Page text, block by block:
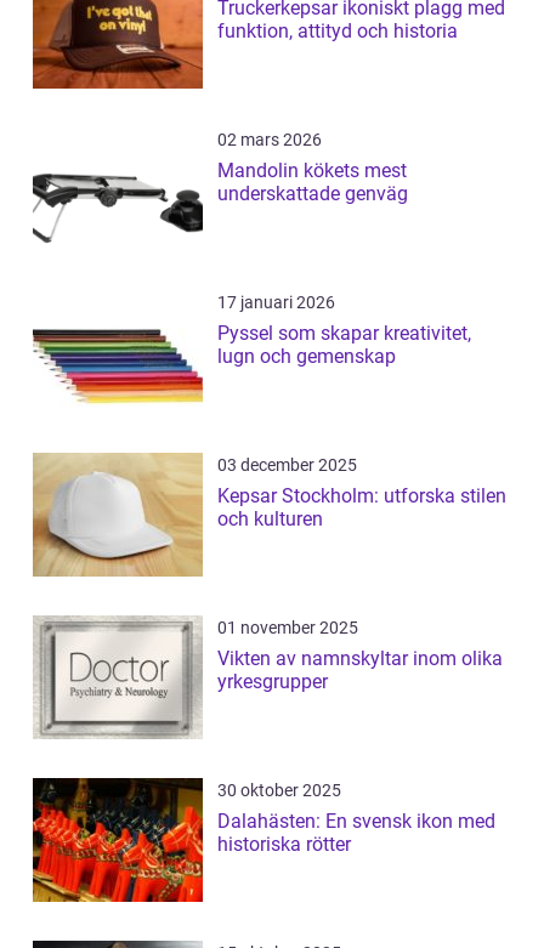
Truckerkepsar ikoniskt plagg med
funktion, attityd och historia
02 mars 2026
Mandolin kökets mest
underskattade genväg
17 januari 2026
Pyssel som skapar kreativitet,
lugn och gemenskap
03 december 2025
Kepsar Stockholm: utforska stilen
och kulturen
01 november 2025
Vikten av namnskyltar inom olika
yrkesgrupper
30 oktober 2025
Dalahästen: En svensk ikon med
historiska rötter